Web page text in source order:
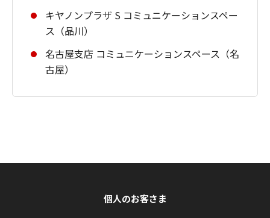
キヤノンプラザ S コミュニケーションスペー
ス（品川）
名古屋支店 コミュニケーションスペース（名
古屋）
個人のお客さま